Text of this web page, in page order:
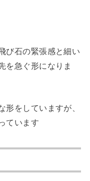
び石の緊張感と細い
を急ぐ形になりま
形をしていますが、
ています